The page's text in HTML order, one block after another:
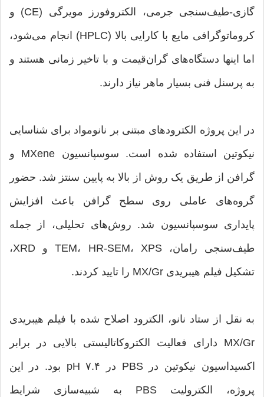
گازی-طیف‌سنجی جرمی، الکتروفورز مویرگی (CE) و
کروماتوگرافی مایع با کارایی بالا (HPLC) انجام می‌شود،
اما اینها دستگاه‌های گران‌قیمت و با تاخیر زمانی هستند و
به پرسنل فنی بسیار ماهر نیاز دارند.
در این پروژه الکترودهای مبتنی بر نانومواد برای شناسایی
نیکوتین استفاده شده است. سوسپانسیون MXene و
گرافن از طریق یک روش از بالا به پایین سنتز شد. حضور
گروه‌های عاملی روی سطح گرافن باعث افزایش
پایداری سوسپانسیون شد. روش‌های تحلیلی، از جمله
طیف‌سنجی رامان، TEM، HR-SEM، XPS و XRD،
تشکیل فیلم هیبریدی MX/Gr را تایید کردند.
به نقل از ستاد نانو، الکترود اصلاح شده با فیلم هیبریدی
MX/Gr دارای فعالیت الکتروکاتالیستی بالایی در برابر
اکسیداسیون نیکوتین در PBS در pH ۷.۴ بود. در این
پروژه، الکترولیت PBS به شبیه‌سازی شرایط